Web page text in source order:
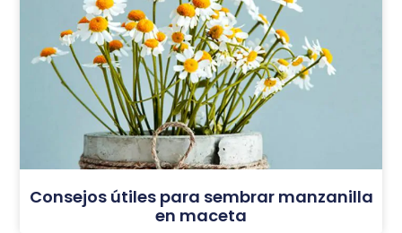
Consejos útiles para sembrar manzanilla
en maceta